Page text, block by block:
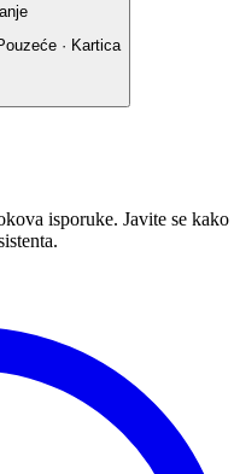
· Kartica
isporuke. Javite se kako